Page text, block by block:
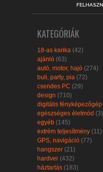
KATEGÓRIÁK
18-as karika (42)
ajánló (63)
autó, motor, hajó (274)
buli, party, pia (72)
csendes PC (29)
design (710)
digitális fényképezőgép
egészséges életmód (3)
egyéb (145)
extrém teljesítmény (11)
GPS, navigáció (77)
hangszer (21)
hardver (432)
háztartás (183)